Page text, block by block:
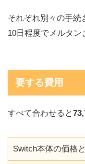
それぞれ別々の手続
10日程度でメルタン
要する費用
すべて合わせると
Switch本体の価格